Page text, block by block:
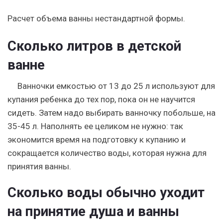
Расчет объема ванны нестандартной формы.
Сколько литров в детской
ванне
Ванночки емкостью от 13 до 25 л используют для
купания ребенка до тех пор, пока он не научится
сидеть. Затем надо выбирать ванночку побольше, на
35-45 л. Наполнять ее целиком не нужно: так
экономится время на подготовку к купанию и
сокращается количество воды, которая нужна для
принятия ванны.
Сколько воды обычно уходит
на принятие душа и ванны